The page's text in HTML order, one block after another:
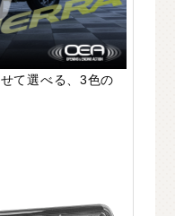
て選べる、3色の